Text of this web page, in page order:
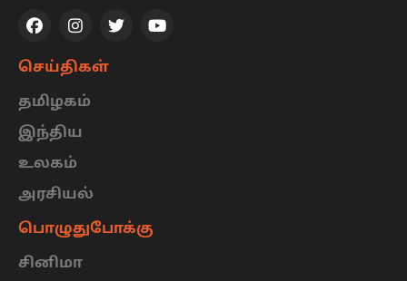
செய்திகள்
தமிழகம்
இந்திய
உலகம்
அரசியல்
பொழுதுபோக்கு
சினிமா